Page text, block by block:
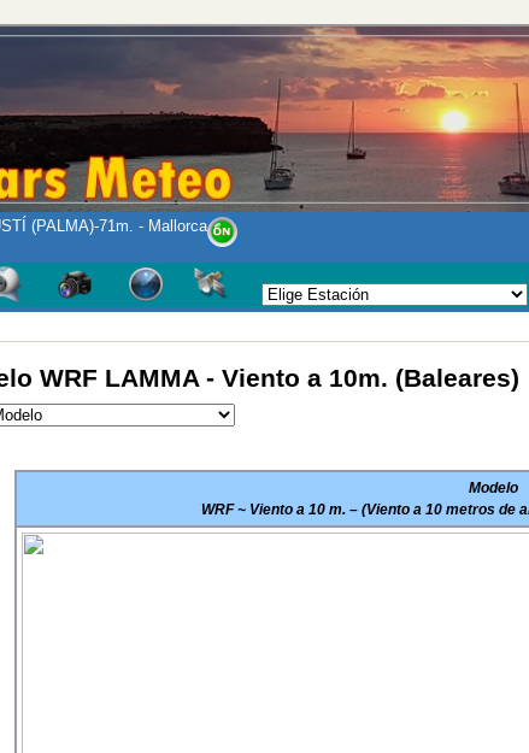
(PALMA)-71m. - Mallorca
WRF LAMMA - Viento a 10m. (Baleares)
Modelo
WRF ~ Viento a 10 m. – (Viento a 10 metros de